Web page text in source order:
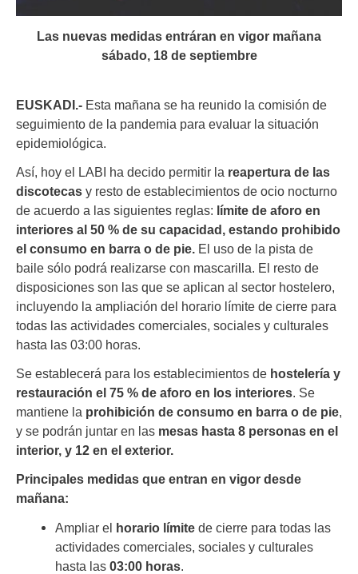
Las nuevas medidas entráran en vigor mañana
sábado, 18 de septiembre
EUSKADI.- Esta mañana se ha reunido la comisión de
seguimiento de la pandemia para evaluar la situación
epidemiológica.
Así, hoy el LABI ha decido permitir la reapertura de las
discotecas y resto de establecimientos de ocio nocturno
de acuerdo a las siguientes reglas: límite de aforo en
interiores al 50 % de su capacidad, estando prohibido
el consumo en barra o de pie. El uso de la pista de
baile sólo podrá realizarse con mascarilla. El resto de
disposiciones son las que se aplican al sector hostelero,
incluyendo la ampliación del horario límite de cierre para
todas las actividades comerciales, sociales y culturales
hasta las 03:00 horas.
Se establecerá para los establecimientos de hostelería y
restauración el 75 % de aforo en los interiores. Se
mantiene la prohibición de consumo en barra o de pie,
y se podrán juntar en las mesas hasta 8 personas en el
interior, y 12 en el exterior.
Principales medidas que entran en vigor desde
mañana:
Ampliar el horario límite de cierre para todas las
actividades comerciales, sociales y culturales
hasta las03:00 horas